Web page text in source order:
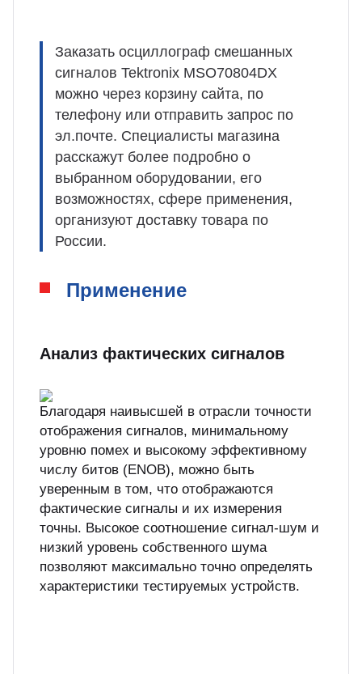
Заказать осциллограф смешанных
сигналов Tektronix MSO70804DX
можно через корзину сайта, по
телефону или отправить запрос по
эл.почте. Специалисты магазина
расскажут более подробно о
выбранном оборудовании, его
возможностях, сфере применения,
организуют доставку товара по
России.
Применение
Анализ фактических сигналов
Благодаря наивысшей в отрасли точности
отображения сигналов, минимальному
уровню помех и высокому эффективному
числу битов (ENOB), можно быть
уверенным в том, что отображаются
фактические сигналы и их измерения
точны. Высокое соотношение сигнал-шум и
низкий уровень собственного шума
позволяют максимально точно определять
характеристики тестируемых устройств.